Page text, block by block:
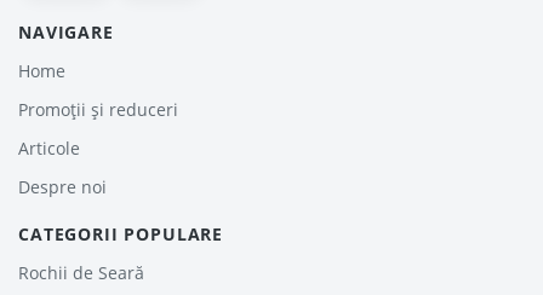
NAVIGARE
Home
Promoții și reduceri
Articole
Despre noi
CATEGORII POPULARE
Rochii de Seară